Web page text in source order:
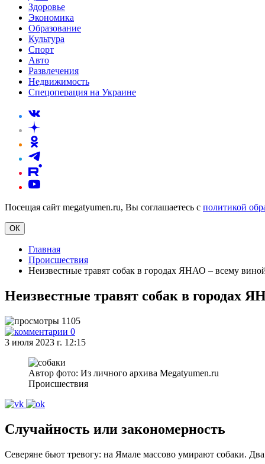
Здоровье
Экономика
Образование
Культура
Спорт
Авто
Развлечения
Недвижимость
Спецоперация на Украине
Посещая сайт megatyumen.ru, Вы соглашаетесь с политикой
ОК
Главная
Происшествия
Неизвестные травят собак в городах ЯНАО – всему
Неизвестные травят собак в городах
1105
0
3 июля 2023 г. 12:15
Автор фото: Из личного архива Megatyumen.ru
Происшествия
Случайность или закономерность
Северяне бьют тревогу: на Ямале массово умирают собаки.